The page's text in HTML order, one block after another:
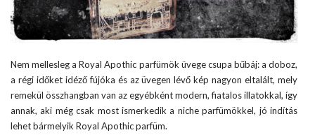
Nem mellesleg a Royal Apothic parfümök üvege csupa bűbáj: a doboz,
a régi időket idéző fújóka és az üvegen lévő kép nagyon eltalált, mely
remekül összhangban van az egyébként modern, fiatalos illatokkal, így
annak, aki még csak most ismerkedik a niche parfümökkel, jó indítás
lehet bármelyik Royal Apothic parfüm.